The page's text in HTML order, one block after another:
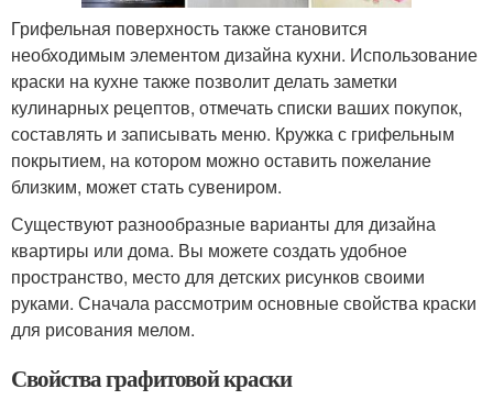
Грифельная поверхность также становится
необходимым элементом дизайна кухни. Использование
краски на кухне также позволит делать заметки
кулинарных рецептов, отмечать списки ваших покупок,
составлять и записывать меню. Кружка с грифельным
покрытием, на котором можно оставить пожелание
близким, может стать сувениром.
Существуют разнообразные варианты для дизайна
квартиры или дома. Вы можете создать удобное
пространство, место для детских рисунков своими
руками. Сначала рассмотрим основные свойства краски
для рисования мелом.
Свойства графитовой краски